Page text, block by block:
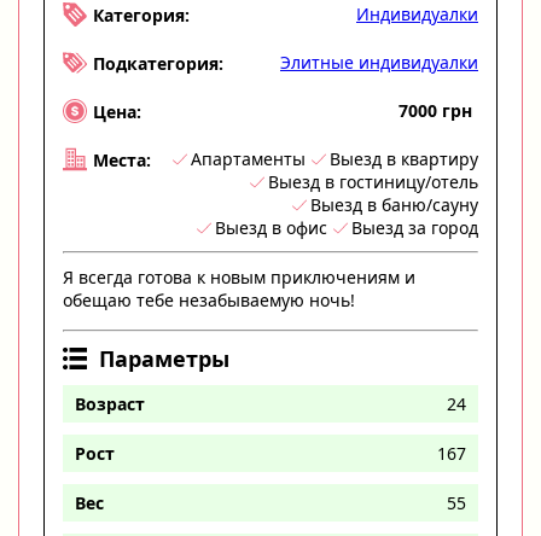
Категория: Индивидуалки
Подкатегория: Элитные индивидуалки
Цена: 7000 грн
Места: Апартаменты
Выезд в квартиру
Выезд в гостиницу/отель
Выезд в баню/сауну
Выезд в офис
Выезд за город
Я всегда готова к новым приключениям и
обещаю тебе незабываемую ночь!
Параметры
Возраст 24
Рост 167
Вес 55